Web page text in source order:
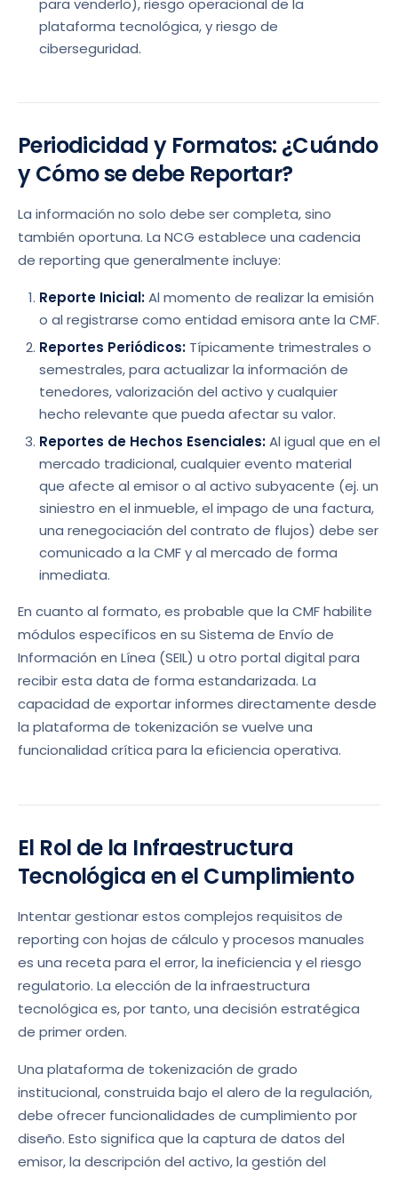
para venderlo), riesgo operacional de la
plataforma tecnológica, y riesgo de
ciberseguridad.
Periodicidad y Formatos: ¿Cuándo
y Cómo se debe Reportar?
La información no solo debe ser completa, sino
también oportuna. La NCG establece una cadencia
de reporting que generalmente incluye:
Reporte Inicial:Al momento de realizar la emisión
o al registrarse como entidad emisora ante la CMF.
Reportes Periódicos: Típicamente trimestrales o
semestrales, para actualizar la información de
tenedores, valorización del activo y cualquier
hecho relevante que pueda afectar su valor.
Reportes de Hechos Esenciales:Al igual que en el
mercado tradicional, cualquier evento material
que afecte al emisor o al activo subyacente (ej. un
siniestro en el inmueble, el impago de una factura,
una renegociación del contrato de flujos) debe ser
comunicado a la CMF y al mercado de forma
inmediata.
En cuanto al formato, es probable que la CMF habilite
módulos específicos en su Sistema de Envío de
Información en Línea (SEIL) u otro portal digital para
recibir esta data de forma estandarizada. La
capacidad de exportar informes directamente desde
la plataforma de tokenización se vuelve una
funcionalidad crítica para la eficiencia operativa.
El Rol de la Infraestructura
Tecnológica en el Cumplimiento
Intentar gestionar estos complejos requisitos de
reporting con hojas de cálculo y procesos manuales
es una receta para el error, la ineficiencia y el riesgo
regulatorio. La elección de la infraestructura
tecnológica es, por tanto, una decisión estratégica
de primer orden.
Una plataforma de tokenización de grado
institucional, construida bajo el alero de la regulación,
debe ofrecer funcionalidades de cumplimiento por
diseño. Esto significa que la captura de datos del
emisor, la descripción del activo, la gestión del